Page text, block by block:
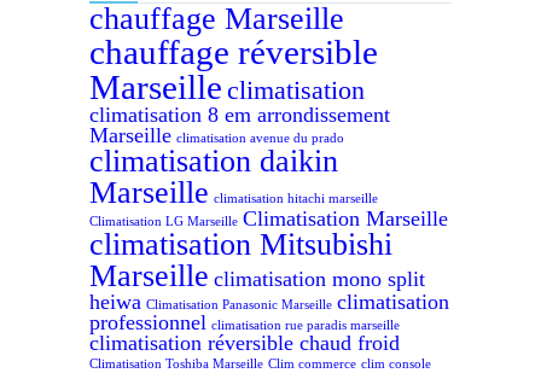
chauffage Marseille
chauffage réversible
Marseille climatisation
climatisation 8 em arrondissement
Marseille climatisation avenue du prado
climatisation daikin
Marseille climatisation hitachi marseille
Climatisation LG Marseille Climatisation Marseille
climatisation Mitsubishi
Marseille climatisation mono split
heiwa Climatisation Panasonic Marseille climatisation
professionnel climatisation rue paradis marseille
climatisation réversible chaud froid
Climatisation Toshiba Marseille Clim commerce clim console